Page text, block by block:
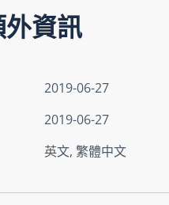
資訊
2019-06-27
2019-06-27
英文, 繁體中文